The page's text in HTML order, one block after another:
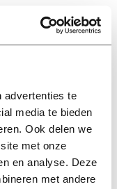
advertenties te
media te bieden
Ook delen we
met onze
en analyse. Deze
met andere
EN
geeft